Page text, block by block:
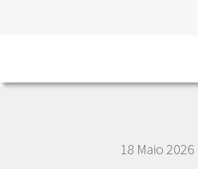
18 Maio 2026